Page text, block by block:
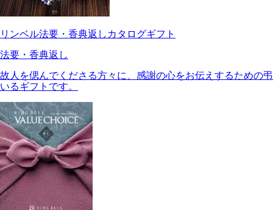
リンベル法要・香典返しカタログギフト
法要・香典返し
故人を偲んでくださる方々に、感謝の心をお伝えするための
いるギフトです。